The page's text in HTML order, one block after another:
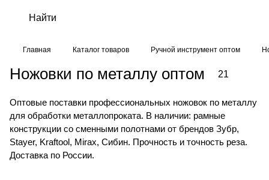
Главная Каталог товаров Ручной инструмент оптом
Ножовки по металлу оптом 21
Оптовые поставки профессиональных ножовок по металлу
для обработки металлопроката. В наличии: рамные
конструкции со сменными полотнами от брендов Зубр,
Stayer, Kraftool, Mirax, Сибин. Прочность и точность реза.
Доставка по России.